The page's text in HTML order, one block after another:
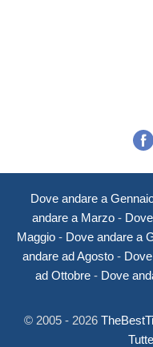
Dove andare a
andare a Marzo-
Maggio- Dove andare a
andare ad Agosto -
ad Ottobre - Dove
© 2005 - 2026